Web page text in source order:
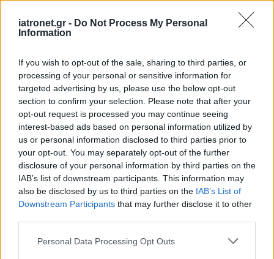
iatronet.gr - Do Not Process My Personal
Information
If you wish to opt-out of the sale, sharing to third parties, or
processing of your personal or sensitive information for
targeted advertising by us, please use the below opt-out
section to confirm your selection. Please note that after your
opt-out request is processed you may continue seeing
interest-based ads based on personal information utilized by
us or personal information disclosed to third parties prior to
your opt-out. You may separately opt-out of the further
disclosure of your personal information by third parties on the
IAB’s list of downstream participants. This information may
also be disclosed by us to third parties on the IAB’s List of
Downstream Participants that may further disclose it to other
Please note that this website/app uses one or more Google
Personal Data Processing Opt Outs
Ηπατοπαθών ΕΚΠΑ –
Γ.Ν.Α. ''Λαϊκό''
συνεχόμενη χρονιά με
αύξηση στις
μεταμοσχεύσεις
Πρώτη επιτυχής
παραγωγή
σπερματοζωαρίου μετά
από αυτόλογη
μεταμόσχευση
χάρισε ζωή με δωρεά